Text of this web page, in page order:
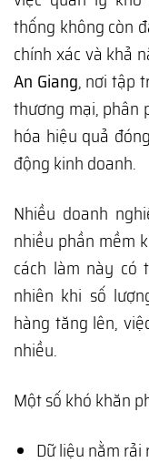
thống không còn
chính xác và khả
An Giang, nơi tập
thương mại, phân
hóa hiệu quả
động kinh doanh.
Nhiều doanh
nhiều phần mềm
cách làm này có
nhiên khi số
hàng tăng lên,
nhiều.
Một số khó khăn
Dữ liệu nằm